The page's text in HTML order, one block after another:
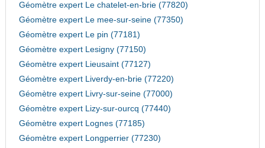
Géomètre expert Le chatelet-en-brie (77820)
Géomètre expert Le mee-sur-seine (77350)
Géomètre expert Le pin (77181)
Géomètre expert Lesigny (77150)
Géomètre expert Lieusaint (77127)
Géomètre expert Liverdy-en-brie (77220)
Géomètre expert Livry-sur-seine (77000)
Géomètre expert Lizy-sur-ourcq (77440)
Géomètre expert Lognes (77185)
Géomètre expert Longperrier (77230)